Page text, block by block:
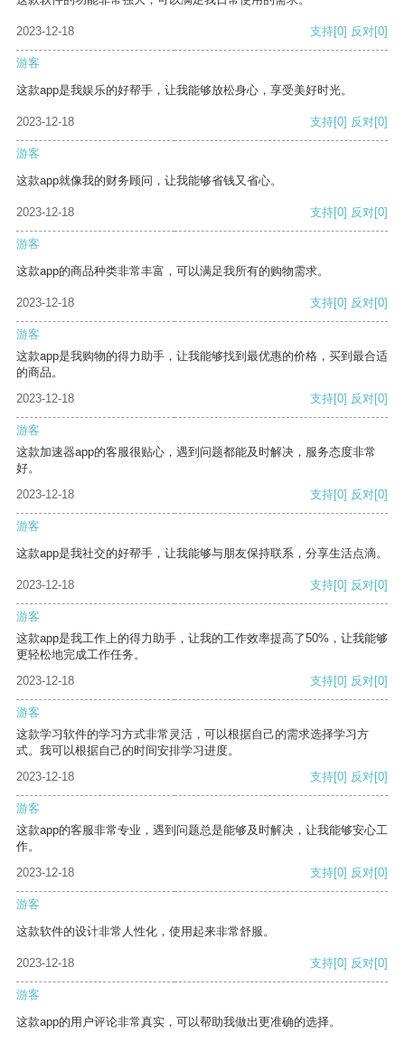
2023-12-18 支持[0] 反对[0]
游客
这款app是我娱乐的好帮手，让我能够放松身心，享受美好时光。
2023-12-18 支持[0] 反对[0]
游客
这款app就像我的财务顾问，让我能够省钱又省心。
2023-12-18 支持[0] 反对[0]
游客
这款app的商品种类非常丰富，可以满足我所有的购物需求。
2023-12-18 支持[0] 反对[0]
游客
这款app是我购物的得力助手，让我能够找到最优惠的价格，买到最合适
的商品。
2023-12-18
支持[0] 反对[0]
游客
这款加速器app的客服很贴心，遇到问题都能及时解决，服务态度非常
好。
2023-12-18
支持[0] 反对[0]
游客
这款app是我社交的好帮手，让我能够与朋友保持联系，分享生活点滴。
2023-12-18 支持[0] 反对[0]
游客
这款app是我工作上的得力助手，让我的工作效率提高了50%，让我能够
更轻松地完成工作任务。
2023-12-18
支持[0] 反对[0]
游客
这款学习软件的学习方式非常灵活，可以根据自己的需求选择学习方
式。我可以根据自己的时间安排学习进度。
2023-12-18
支持[0] 反对[0]
游客
这款app的客服非常专业，遇到问题总是能够及时解决，让我能够安心工
作。
2023-12-18
支持[0] 反对[0]
游客
这款软件的设计非常人性化，使用起来非常舒服。
2023-12-18 支持[0] 反对[0]
游客
这款app的用户评论非常真实，可以帮助我做出更准确的选择。